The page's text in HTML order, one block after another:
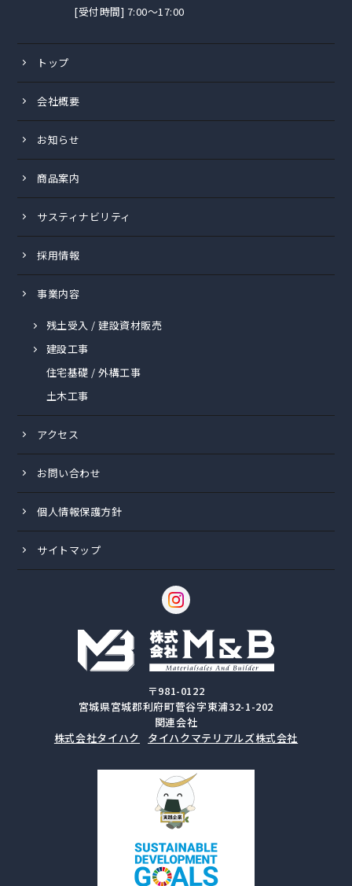
[受付時間] 7:00〜17:00
トップ
会社概要
お知らせ
商品案内
サスティナビリティ
採用情報
事業内容
残土受入 / 建設資材販売
建設工事
住宅基礎 / 外構工事
土木工事
アクセス
お問い合わせ
個人情報保護方針
サイトマップ
〒981-0122
宮城県宮城郡利府町菅谷字東浦32-1-202
関連会社
株式会社タイハク
タイハクマテリアルズ株式会社